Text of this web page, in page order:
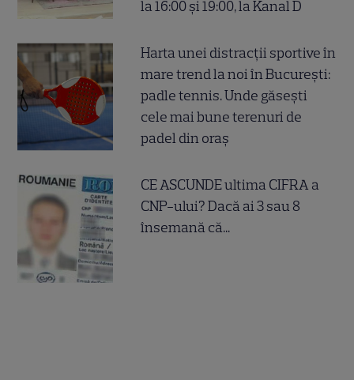
la 16:00 și 19:00, la Kanal D
Harta unei distracții sportive în
mare trend la noi în București:
padle tennis. Unde găsești
cele mai bune terenuri de
padel din oraș
CE ASCUNDE ultima CIFRA a
CNP-ului? Dacă ai 3 sau 8
însemană că...